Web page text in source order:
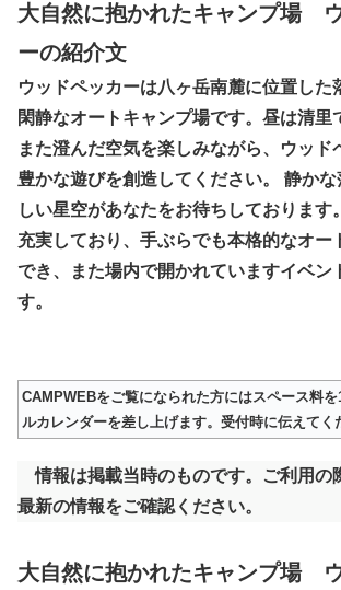
大自然に抱かれたキャンプ場
ーの紹介文
ウッドペッカーは八ヶ岳南麓に位置した
閑静なオートキャンプ場です。昼は清里
また澄んだ空気を楽しみながら、ウッド
豊かな遊びを創造してください。 静か
しい星空があなたをお待ちしております
充実しており、手ぶらでも本格的なオー
でき、また場内で開かれていますイベン
す。
CAMPWEBをご覧になられた方にはスペース料
ルカレンダーを差し上げます。受付時に伝えてく
情報は掲載当時のものです。ご利用の
最新の情報をご確認ください。
大自然に抱かれたキャンプ場